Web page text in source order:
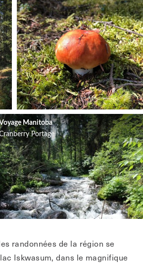
Manitoba
Portage
randonnées de la région se
Iskwasum, dans le magnifique